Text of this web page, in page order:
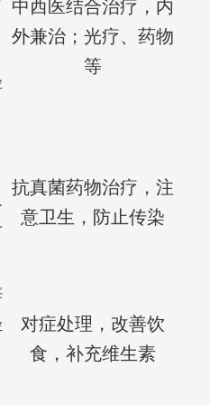
中西医结合治疗，内
外兼治；光疗、药物
等
抗真菌药物治疗，注
意卫生，防止传染
对症处理，改善饮
食，补充维生素